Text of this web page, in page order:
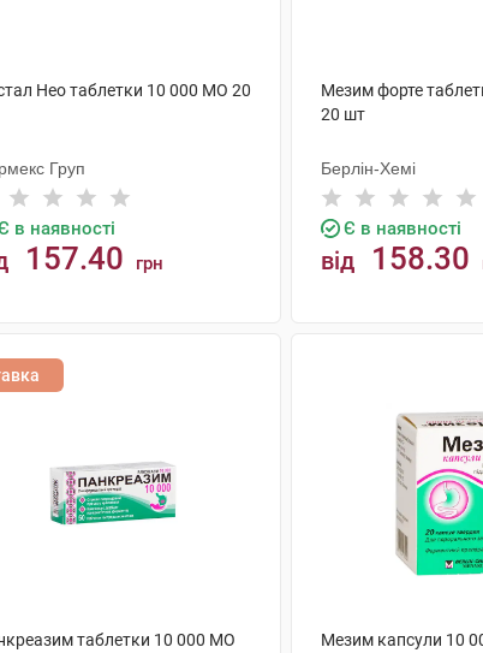
Нео таблетки 10 000 МО 20
Груп
в наявності
157.40 грн
Мезим форте
20 шт
Берлін-Хемі
Є в наявності
від 158.30
таблетки 10 000 МО
Мезим капсули 10